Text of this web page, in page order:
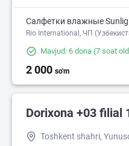
Салфетки влажные
Rio International, ЧП
Mavjud: 6 dona (7 soat
2 000 so'm
Dorixona +03 filial
Toshkent shahri,